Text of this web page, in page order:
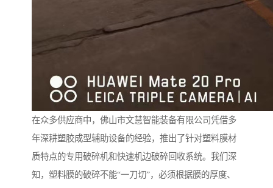
在众多供应商中，佛山市文慧智能装备有限公司凭借多
年深耕塑胶成型辅助设备的经验，推出了针对塑料膜材
质特点的专用破碎机和快速机边破碎回收系统。我们深
知，塑料膜的破碎不能“一刀切”，必须根据膜的厚度、